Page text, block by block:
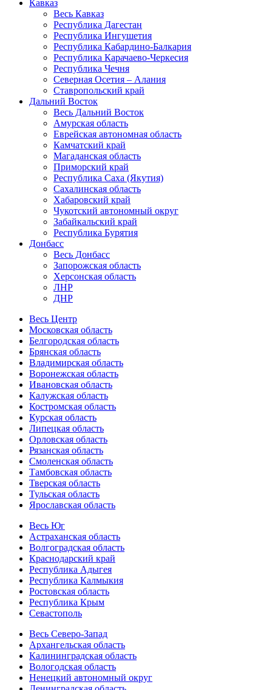
Кавказ
Весь Кавказ
Республика Дагестан
Республика Ингушетия
Республика Кабардино-Балкария
Республика Карачаево-Черкесия
Республика Чечня
Северная Осетия – Алания
Ставропольский край
Дальний Восток
Весь Дальний Восток
Амурская область
Еврейская автономная область
Камчатский край
Магаданская область
Приморский край
Республика Саха (Якутия)
Сахалинская область
Хабаровский край
Чукотский автономный округ
Забайкальский край
Республика Бурятия
Донбасс
Весь Донбасс
Запорожская область
Херсонская область
ЛНР
ДНР
Весь Центр
Московская область
Белгородская область
Брянская область
Владимирская область
Воронежская область
Ивановская область
Калужская область
Костромская область
Курская область
Липецкая область
Орловская область
Рязанская область
Смоленская область
Тамбовская область
Тверская область
Тульская область
Ярославская область
Весь Юг
Астраханская область
Волгоградская область
Краснодарский край
Республика Адыгея
Республика Калмыкия
Ростовская область
Республика Крым
Севастополь
Весь Северо-Запад
Архангельская область
Калининградская область
Вологодская область
Ненецкий автономный округ